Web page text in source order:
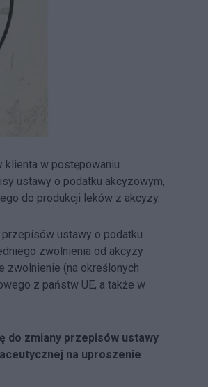
klienta w postępowaniu
ustawy o podatku akcyzowym,
do produkcji leków z akcyzy.
ustawy o podatku
zwolnienia od akcyzy
zwolnienie (na określonych
z państw UE, a także w
do zmiany przepisów ustawy
na uproszenie